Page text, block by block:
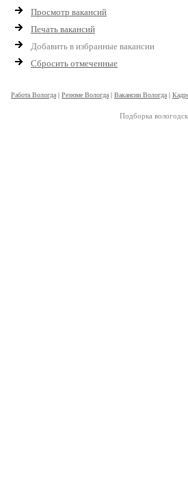
Просмотр вакансий
Печать вакансий
Добавить в избранные вакансии
Сбросить отмеченные
Работа Вологда | Резюме Вологда | Вакансии Вологда |
Подборка